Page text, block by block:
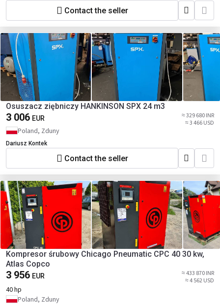
Contact the seller
Osuszacz ziębniczy HANKINSON SPX 24 m3
3 006 EUR
≈ 329 680 INR
≈ 3 466 USD
Poland, Zduny
Dariusz Kontek
Contact the seller
Kompresor śrubowy Chicago Pneumatic CPC 40 30 kw,
Atlas Copco
3 956 EUR
≈ 433 870 INR
≈ 4 562 USD
40 hp
Poland, Zduny